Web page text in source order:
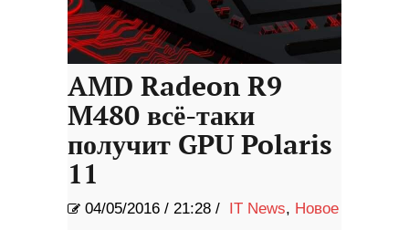
AMD Radeon R9
M480 всё-таки
получит GPU Polaris
11
04/05/2016 / 21:28 / IT News, Новое